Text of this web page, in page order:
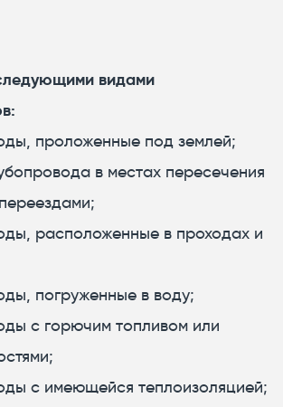
видами
проложенные под землей;
в местах пересечения
расположенные в проходах и
погруженные в воду;
с горючим топливом или
с имеющейся теплоизоляцией;